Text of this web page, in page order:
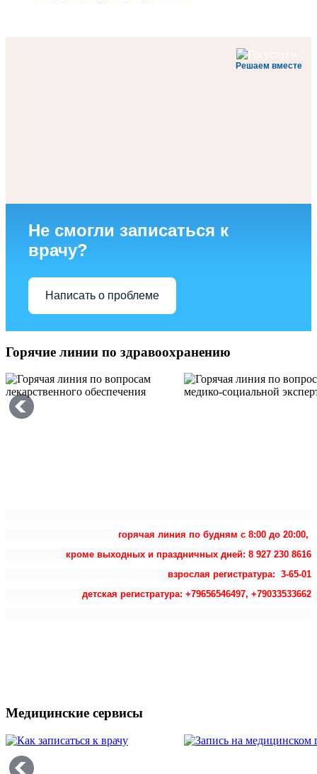
Решаем вместе
Не смогли записаться к
врачу?
Написать о проблеме
Горячие линии по здравоохранению
горячая линия по будням с 8:00 до 20:00,
кроме выходных и праздничных дней: 8 927 230 8616
взрослая регистратура: 3-65-01
детская регистратура: +79656546497, +79033533662
Медицинские сервисы